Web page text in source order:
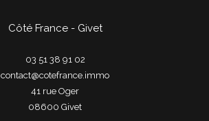
Côté France - Givet
03 51 38 91 02
contact@cotefrance.immo
41 rue Oger
08600
givet